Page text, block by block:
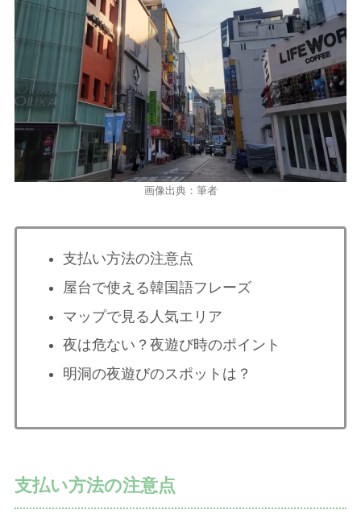
画像出典：筆者
支払い方法の注意点
屋台で使える韓国語フレーズ
マップで見る人気エリア
夜は危ない？夜遊び時のポイント
明洞の夜遊びのスポットは？
支払い方法の注意点